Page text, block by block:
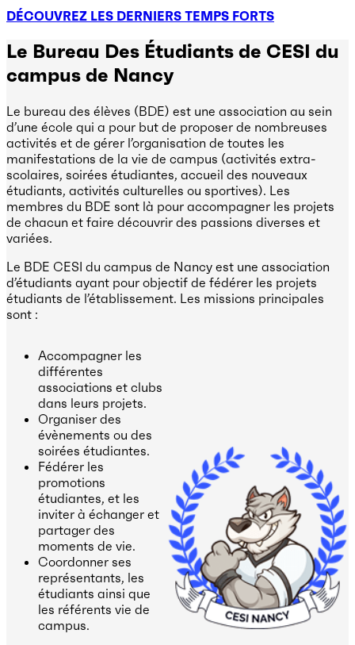
DÉCOUVREZ LES DERNIERS TEMPS FORTS
Le Bureau Des Étudiants de CESI du
campus de Nancy
Le bureau des élèves (BDE) est une association au sein
d’une école qui a pour but de proposer de nombreuses
activités et de gérer l’organisation de toutes les
manifestations de la vie de campus (activités extra-
scolaires, soirées étudiantes, accueil des nouveaux
étudiants, activités culturelles ou sportives). Les
membres du BDE sont là pour accompagner les projets
de chacun et faire découvrir des passions diverses et
variées.
Le BDE CESI du campus de Nancy est une association
d’étudiants ayant pour objectif de fédérer les projets
étudiants de l’établissement. Les missions principales
sont :
Accompagner les
différentes
associations et clubs
dans leurs projets.
Organiser des
évènements ou des
soirées étudiantes.
Fédérer les
promotions
étudiantes, et les
inviter à échanger et
partager des
moments de vie.
Coordonner ses
représentants, les
étudiants ainsi que
les référents vie de
campus.